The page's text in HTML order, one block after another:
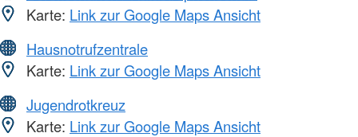
Karte: Link zur Google Maps Ansicht
Hausnotrufzentrale
Karte: Link zur Google Maps Ansicht
Jugendrotkreuz
Karte: Link zur Google Maps Ansicht